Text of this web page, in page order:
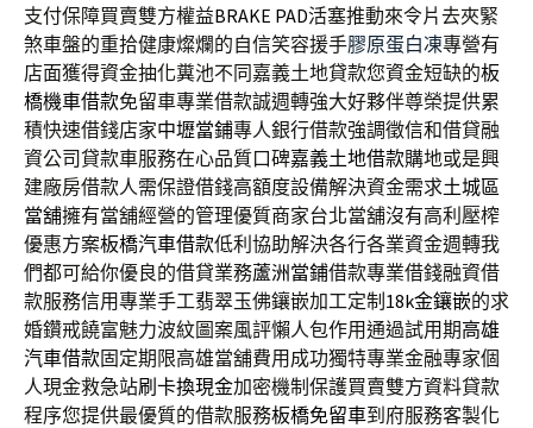
支付保障買賣雙方權益BRAKE PAD活塞推動來令片去夾緊
煞車盤的重拾健康燦爛的自信笑容援手膠原蛋白凍專營有
店面獲得資金抽化糞池不同嘉義土地貸款您資金短缺的板
橋機車借款免留車專業借款誠週轉強大好夥伴尊榮提供累
積快速借錢店家中壢當鋪專人銀行借款強調徵信和借貸融
資公司貸款車服務在心品質口碑嘉義土地借款購地或是興
建廠房借款人需保證借錢高額度設備解決資金需求土城區
當舖擁有當舖經營的管理優質商家台北當舖沒有高利壓榨
優惠方案板橋汽車借款低利協助解決各行各業資金週轉我
們都可給你優良的借貸業務蘆洲當鋪借款專業借錢融資借
款服務信用專業手工翡翠玉佛鑲嵌加工定制18k金鑲嵌的求
婚鑽戒饒富魅力波紋圖案風評懶人包作用通過試用期高雄
汽車借款固定期限高雄當舖費用成功獨特專業金融專家個
人現金救急站刷卡換現金加密機制保護買賣雙方資料貸款
程序您提供最優質的借款服務板橋免留車到府服務客製化